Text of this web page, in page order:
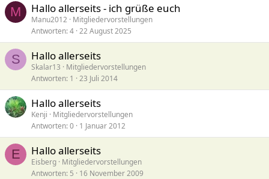
M Hallo allerseits - ich grüße euch
Manu2012 Mitgliedervorstellungen
Antworten 4 22 August 2025
S Hallo allerseits
Skalar13
Mitgliedervorstellungen
Antworten 1 23 Juli 2014
Hallo allerseits
Kenji
Mitgliedervorstellungen
Antworten 0 1 Januar 2012
E Hallo allerseits
Eisberg Mitgliedervorstellungen
Antworten 5 16 November 2009